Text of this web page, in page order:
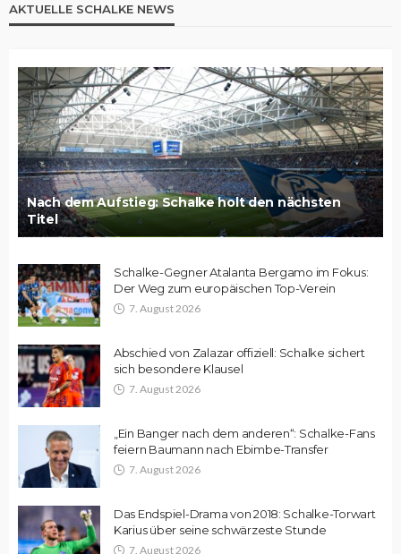
AKTUELLE SCHALKE NEWS
Nach dem Aufstieg: Schalke holt den nächsten
Titel
Schalke-Gegner Atalanta Bergamo im Fokus:
Der Weg zum europäischen Top-Verein
7. August 2026
Abschied von Zalazar offiziell: Schalke sichert
sich besondere Klausel
7. August 2026
„Ein Banger nach dem anderen“: Schalke-Fans
feiern Baumann nach Ebimbe-Transfer
7. August 2026
Das Endspiel-Drama von 2018: Schalke-Torwart
Karius über seine schwärzeste Stunde
7. August 2026